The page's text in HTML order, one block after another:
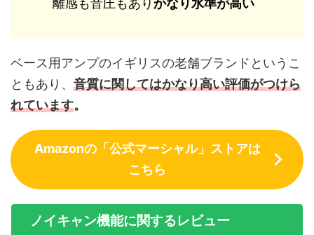
離感も音圧もありかなり水準が高い
ベース用アンプのイギリスの老舗ブランドというこ
ともあり、 音質に関してはかなり高い評価がつけら
れています。
Amazonの「公式マーシャル」ストアは
こちら
ノイキャン機能に関するレビュー